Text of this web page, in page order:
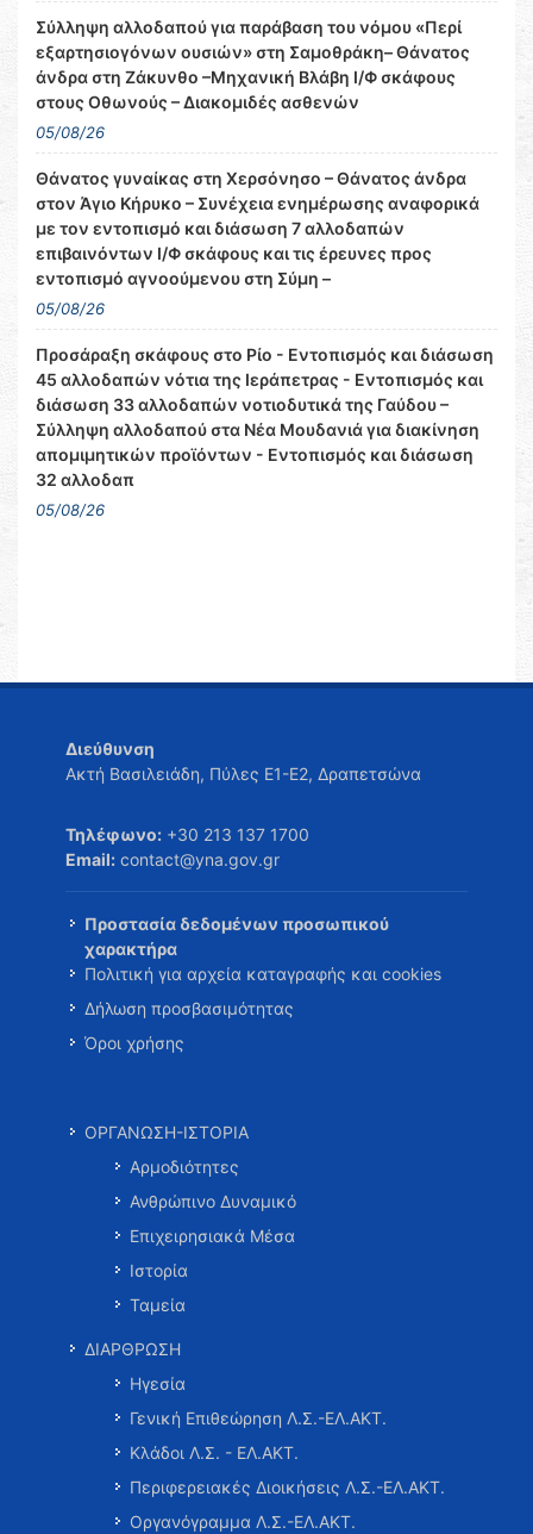
Σύλληψη αλλοδαπού για παράβαση του νόμου «Περί
εξαρτησιογόνων ουσιών» στη Σαμοθράκη– Θάνατος
άνδρα στη Ζάκυνθο –Μηχανική Βλάβη Ι/Φ σκάφους
στους Οθωνούς – Διακομιδές ασθενών
05/08/26
Θάνατος γυναίκας στη Χερσόνησο – Θάνατος άνδρα
στον Άγιο Κήρυκο – Συνέχεια ενημέρωσης αναφορικά
με τον εντοπισμό και διάσωση 7 αλλοδαπών
επιβαινόντων Ι/Φ σκάφους και τις έρευνες προς
εντοπισμό αγνοούμενου στη Σύμη –
05/08/26
Προσάραξη σκάφους στο Ρίο - Εντοπισμός και διάσωση
45 αλλοδαπών νότια της Ιεράπετρας - Εντοπισμός και
διάσωση 33 αλλοδαπών νοτιοδυτικά της Γαύδου –
Σύλληψη αλλοδαπού στα Νέα Μουδανιά για διακίνηση
απομιμητικών προϊόντων - Εντοπισμός και διάσωση
32 αλλοδαπ
05/08/26
Διεύθυνση
Ακτή Βασιλειάδη, Πύλες Ε1-Ε2, Δραπετσώνα
Τηλέφωνο: +30 213 137 1700
Email: contact@yna.gov.gr
Προστασία δεδομένων προσωπικού
χαρακτήρα
Πολιτική για αρχεία καταγραφής και cookies
Δήλωση προσβασιμότητας
Όροι χρήσης
ΟΡΓΑΝΩΣΗ-ΙΣΤΟΡΙΑ
Αρμοδιότητες
Ανθρώπινο Δυναμικό
Επιχειρησιακά Μέσα
Ιστορία
Ταμεία
ΔΙΑΡΘΡΩΣΗ
Ηγεσία
Γενική Επιθεώρηση Λ.Σ.-ΕΛ.ΑΚΤ.
Κλάδοι Λ.Σ. - ΕΛ.ΑΚΤ.
Περιφερειακές Διοικήσεις Λ.Σ.-ΕΛ.ΑΚΤ.
Οργανόγραμμα Λ.Σ.-ΕΛ.ΑΚΤ.